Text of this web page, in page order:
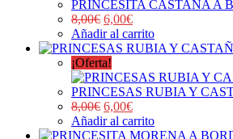
PRINCESITA CASTAÑA A
8,00€ 6,00€
Añadir al carrito
¡Oferta!
PRINCESAS RUBIA Y
8,00€ 6,00€
Añadir al carrito